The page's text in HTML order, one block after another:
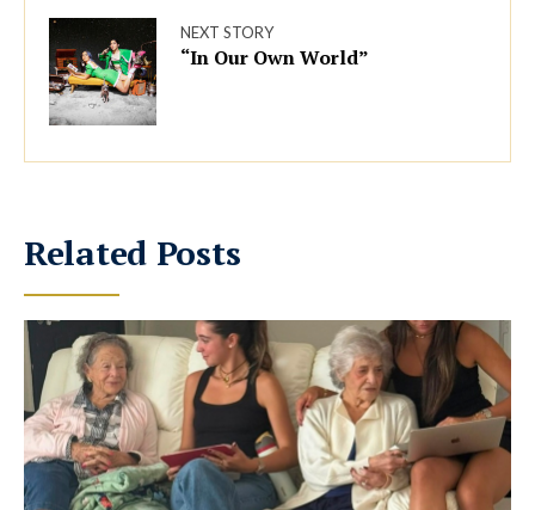
NEXT STORY
“In Our Own World”
Related Posts